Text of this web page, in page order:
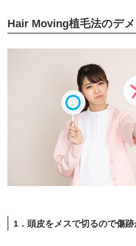
Hair Moving植毛法のデ
1．頭皮をメスで切るので傷跡